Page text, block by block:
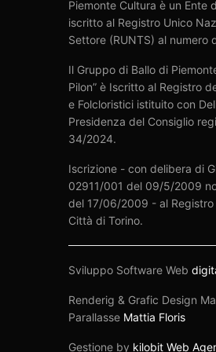
Piemonte Cultura è un Ente
iscritto al Registro Unico
Settore (RUNTS) al numero
Il Gruppo di Ballo di
Pilon” è Iscritto al Registro
e Folcloristici istituito con
Presidenza del Consiglio
34/2024.
Iscrizione - con delibera di
02911/001 del 09/5/2009
del 17/06/2009 - al Registro
Città di Torino.
Sviluppo Software Web
Renderig & Grafic Design
Parallasse Mattia Floris
Gestione by kilobit Web